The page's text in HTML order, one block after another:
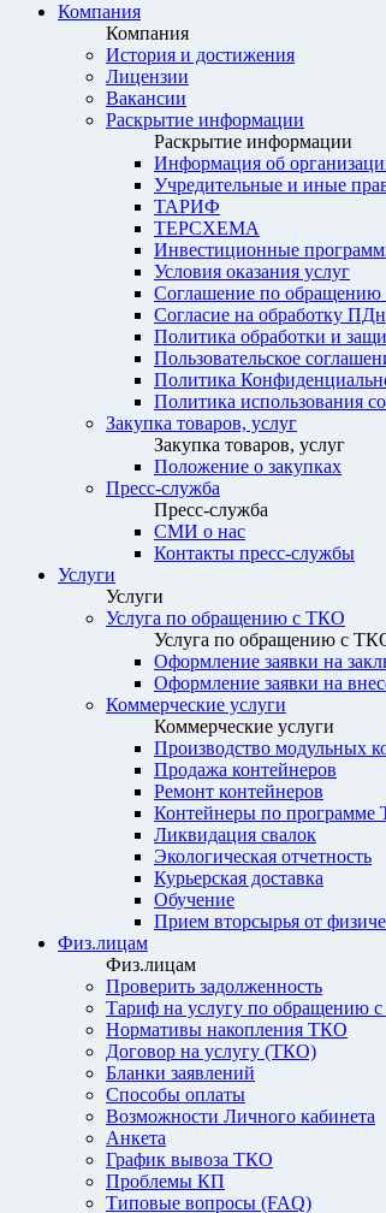
Компания
Компания
История и достижения
Лицензии
Вакансии
Раскрытие информации
Раскрытие информации
Информация об
Учредительные и иные
ТАРИФ
ТЕРСХЕМА
Инвестиционные
Условия оказания услуг
Соглашение по
Согласие на обработку ПДн
Политика обработки и
Пользовательское
Политика
Политика использования
Закупка товаров, услуг
Закупка товаров, услуг
Положение о закупках
Пресс-служба
Пресс-служба
СМИ о нас
Контакты пресс-службы
Услуги
Услуги
Услуга по обращению с ТКО
Услуга по обращению с
Оформление заявки на
Оформление заявки на
Коммерческие услуги
Коммерческие услуги
Производство модульных
Продажа контейнеров
Ремонт контейнеров
Контейнеры по программе
Ликвидация свалок
Экологическая отчетность
Курьерская доставка
Обучение
Прием вторсырья от
Физ.лицам
Физ.лицам
Проверить задолженность
Тариф на услугу по обращению
Нормативы накопления ТКО
Договор на услугу (ТКО)
Бланки заявлений
Способы оплаты
Возможности Личного кабинета
Анкета
График вывоза ТКО
Проблемы КП
Типовые вопросы (FAQ)